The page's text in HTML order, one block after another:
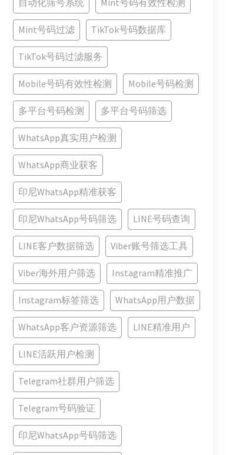
Mint号码过滤 TikTok号码数据库
TikTok号码过滤服务
Mobile号码有效性检测 Mobile号码检测
多平台号码检测 多平台号码筛选
WhatsApp真实用户检测
WhatsApp商业获客
印尼WhatsApp精准获客
印尼WhatsApp号码筛选 LINE号码查询
LINE客户数据筛选 Viber账号筛选工具
Viber海外用户筛选 Instagram精准推广
Instagram标签筛选 WhatsApp用户数据
WhatsApp客户资源筛选 LINE精准用户
LINE活跃用户检测
Telegram社群用户筛选
Telegram号码验证
印尼WhatsApp号码筛选